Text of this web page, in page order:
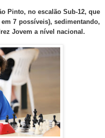
Pinto, no escalão Sub-12, que
7 possíveis), sedimentando,
Jovem a nível nacional.